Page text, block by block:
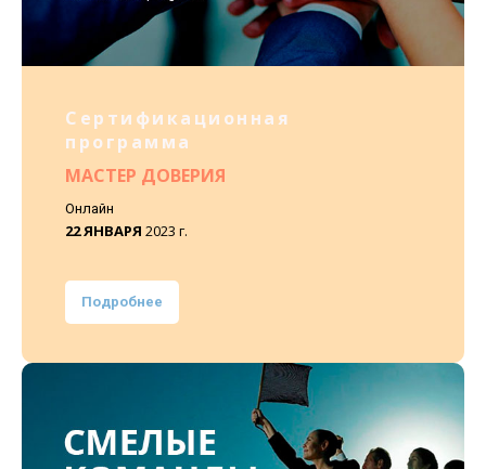
Сертификационная
программа
МАСТЕР ДОВЕРИЯ
Онлайн
22 ЯНВАРЯ 2023 г.
Подробнее